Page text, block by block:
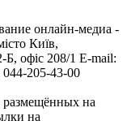
онлайн-медиа -
Київ,
офіс 208/1 E-mail:
205-43-00
размещённых на
на